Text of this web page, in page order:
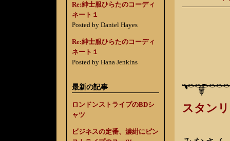
Re:紳士服ひらたのコーディ
ネート１
Posted by Daniel Hayes
Re:紳士服ひらたのコーディ
ネート１
Posted by Hana Jenkins
最新の記事
ロンドンストライプのBDシ
ャツ
ビジネスの定番、濃紺にピン
スタン